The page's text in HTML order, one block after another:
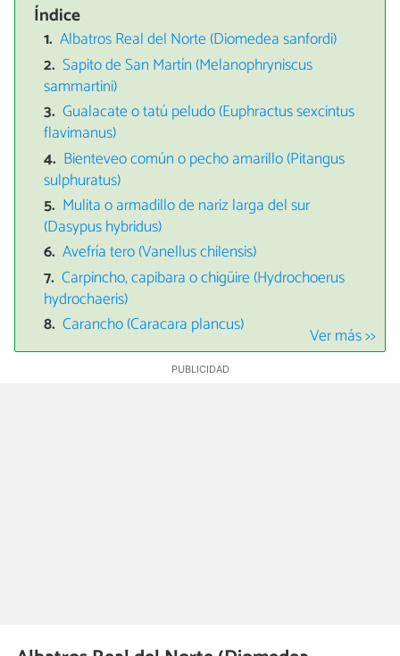
Índice
Albatros Real del Norte (Diomedea sanfordi)
Sapito de San Martín (Melanophryniscus
sammartini)
Gualacate o tatú peludo (Euphractus sexcintus
flavimanus)
Bienteveo común o pecho amarillo (Pitangus
sulphuratus)
Mulita o armadillo de nariz larga del sur
(Dasypus hybridus)
Avefría tero (Vanellus chilensis)
Carpincho, capibara o chigüire (Hydrochoerus
hydrochaeris)
Carancho (Caracara plancus)
Ver más >>